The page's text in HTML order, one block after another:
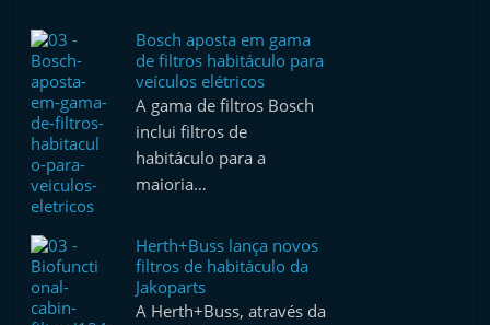
Bosch aposta em gama
de filtros habitáculo para
veículos elétricos
A gama de filtros Bosch
inclui filtros de
habitáculo para a
maioria…
Herth+Buss lança novos
filtros de habitáculo da
Jakoparts
A Herth+Buss, através da